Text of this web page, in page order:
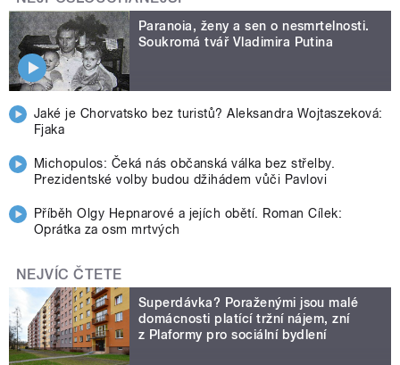
Paranoia, ženy a sen o nesmrtelnosti.
Soukromá tvář Vladimira Putina
Jaké je Chorvatsko bez turistů? Aleksandra Wojtaszeková:
Fjaka
Michopulos: Čeká nás občanská válka bez střelby.
Prezidentské volby budou džihádem vůči Pavlovi
Příběh Olgy Hepnarové a jejích obětí. Roman Cílek:
Oprátka za osm mrtvých
NEJVÍC ČTETE
Superdávka? Poraženými jsou malé
domácnosti platící tržní nájem, zní
z Plaformy pro sociální bydlení